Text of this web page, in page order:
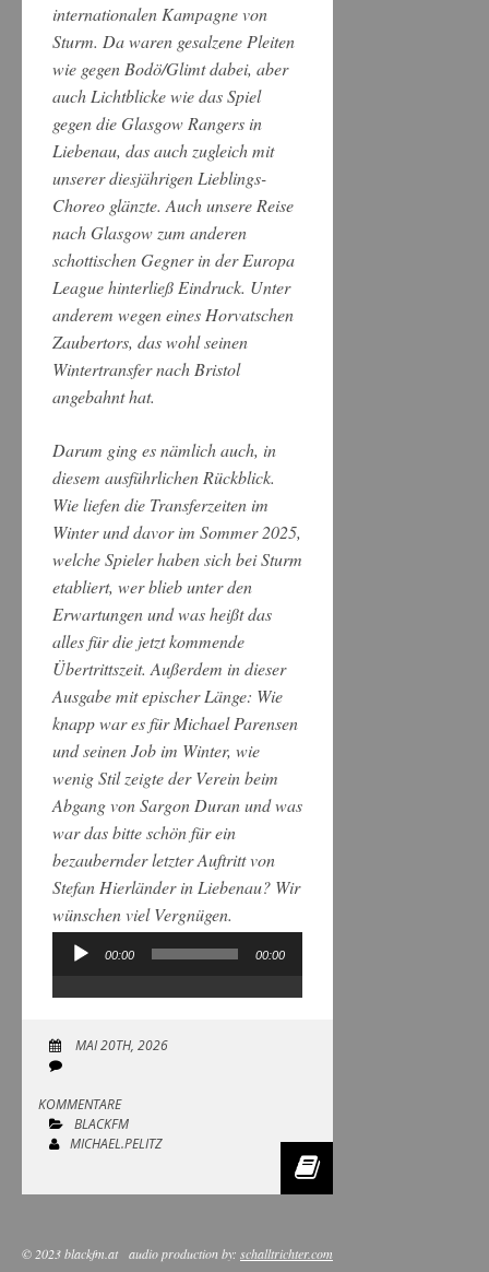
internationalen Kampagne von
Sturm. Da waren gesalzene Pleiten
wie gegen Bodö/Glimt dabei, aber
auch Lichtblicke wie das Spiel
gegen die Glasgow Rangers in
Liebenau, das auch zugleich mit
unserer diesjährigen Lieblings-
Choreo glänzte. Auch unsere Reise
nach Glasgow zum anderen
schottischen Gegner in der Europa
League hinterließ Eindruck. Unter
anderem wegen eines Horvatschen
Zaubertors, das wohl seinen
Wintertransfer nach Bristol
angebahnt hat.
Darum ging es nämlich auch, in
diesem ausführlichen Rückblick.
Wie liefen die Transferzeiten im
Winter und davor im Sommer 2025,
welche Spieler haben sich bei Sturm
etabliert, wer blieb unter den
Erwartungen und was heißt das
alles für die jetzt kommende
Übertrittszeit. Außerdem in dieser
Ausgabe mit epischer Länge: Wie
knapp war es für Michael Parensen
und seinen Job im Winter, wie
wenig Stil zeigte der Verein beim
Abgang von Sargon Duran und was
war das bitte schön für ein
bezaubernder letzter Auftritt von
Stefan Hierländer in Liebenau? Wir
wünschen viel Vergnügen.
Audio-
00:00 00:00
MAI 20TH, 2026
KOMMENTARE
BLACKFM
MICHAEL.PELITZ
© 2023 blackfm.at audio production by: schalltrichter.com